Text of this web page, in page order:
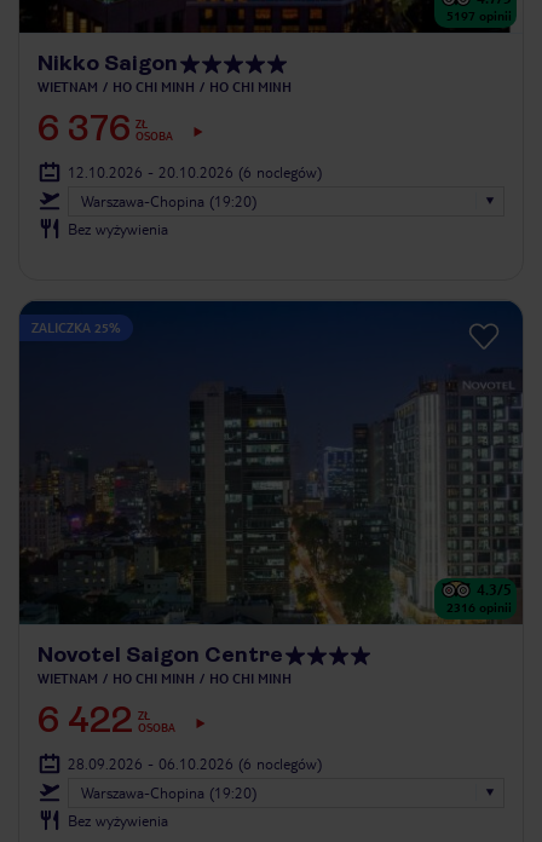
5197 opinii
Nikko Saigon
WIETNAM HO CHI MINH HO CHI MINH
6 376 ZŁ
OSOBA
12.10.2026 - 20.10.2026 (6 noclegów)
Warszawa-Chopina (19:20)
Bez wyżywienia
ZALICZKA 25%
4.3/5
2316 opinii
Novotel Saigon Centre
WIETNAM HO CHI MINH HO CHI MINH
6 422 ZŁ
OSOBA
28.09.2026 - 06.10.2026 (6 noclegów)
Warszawa-Chopina (19:20)
Bez wyżywienia